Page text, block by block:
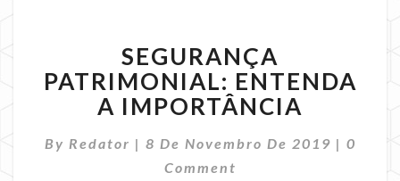
PATRIMONIAL:
ENTENDA
A
IMPORTÂNCIA
SEGURANÇA
PATRIMONIAL: ENTENDA
A IMPORTÂNCIA
By Redator | 8 De Novembro De 2019 | 0
Comment